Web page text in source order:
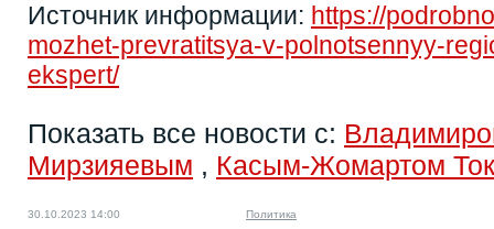
Источник информации: https://
mozhet-prevratitsya-v-polnotsennyy-
ekspert/
Показать все новости с:
Мирзияевым , Касым-Жомартом
30.10.2023 14:00 Политика